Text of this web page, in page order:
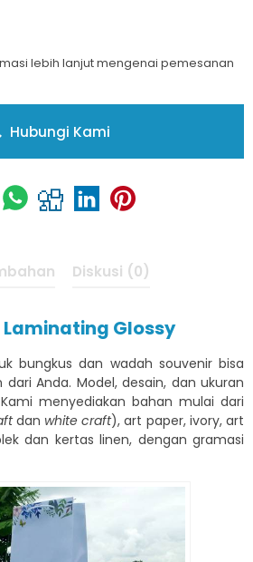
lebih lanjut mengenai pemesanan
Hubungi Kami
Diskusi (0)
Laminating Glossy
bungkus dan wadah souvenir bisa
Anda. Model, desain, dan ukuran
menyediakan bahan mulai dari
danwhite craft), art paper, ivory, art
dan kertas linen, dengan gramasi